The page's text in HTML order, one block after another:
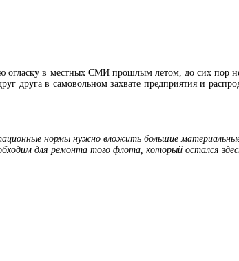
в местных СМИ прошлым летом, до сих пор
друга в самовольном захвате предприятия и
нормы нужно вложить большие
для ремонта того флота, который остался